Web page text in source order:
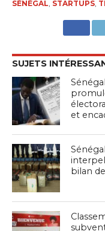
SÉNÉGAL STARTUPS,
SUJETS
et
bilan